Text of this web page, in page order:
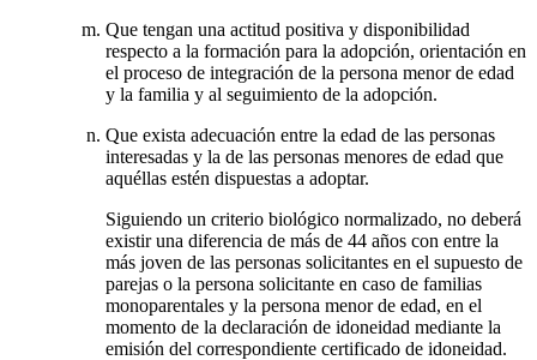
Que tengan una actitud positiva y disponibilidad
respecto a la formación para la adopción, orientación en
el proceso de integración de la persona menor de edad
y la familia y al seguimiento de la adopción.
Que exista adecuación entre la edad de las personas
interesadas y la de las personas menores de edad que
aquéllas estén dispuestas a adoptar.
Siguiendo un criterio biológico normalizado, no deberá
existir una diferencia de más de 44 años con entre la
más joven de las personas solicitantes en el supuesto de
parejas o la persona solicitante en caso de familias
monoparentales y la persona menor de edad, en el
momento de la declaración de idoneidad mediante la
emisión del correspondiente certificado de idoneidad.